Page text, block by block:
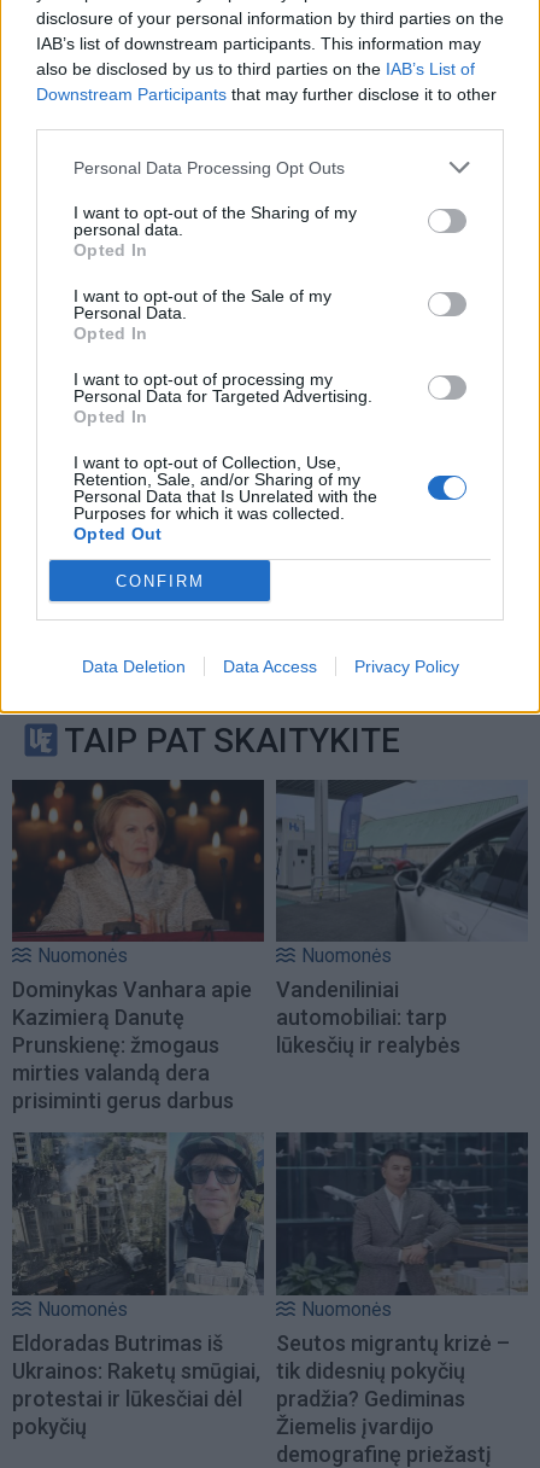
disclosure of your personal information by third parties on the
IAB’s list of downstream participants. This information may
also be disclosed by us to third parties on the IAB’s List of
Downstream Participants that may further disclose it to other
Personal Data Processing Opt Outs
I want to opt-out of the Sharing of my
personal data.
Opted In
I want to opt-out of the Sale of my
Personal Data.
Opted In
I want to opt-out of processing my
Personal Data for Targeted Advertising.
Opted In
I want to opt-out of Collection, Use,
Retention, Sale, and/or Sharing of my
Personal Data that Is Unrelated with the
Purposes for which it was collected.
Opted Out
CONFIRM
Data Deletion Data Access Privacy Policy
Sutinku sutaisyklėmis
This site is protected by
Serviceapply.
TAIP PAT SKAITYKITE
Nuomonės
Dominykas Vanhara apie
Kazimierą Danutę
Prunskienę: žmogaus
mirties valandą dera
prisiminti gerus darbus
Nuomonės
Vandeniliniai
automobiliai: tarp
lūkesčių ir realybės
Nuomonės
Eldoradas Butrimas iš
Ukrainos: Raketų smūgiai,
protestai ir lūkesčiai dėl
pokyčių
Nuomonės
Seutos migrantų krizė –
tik didesnių pokyčių
pradžia? Gediminas
Žiemelis įvardijo
demografinę priežastį